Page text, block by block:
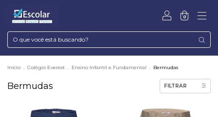
0
Início . Colégio Everest . Ensino Infantil e Fundamental . Bermudas
Bermudas FILTRAR